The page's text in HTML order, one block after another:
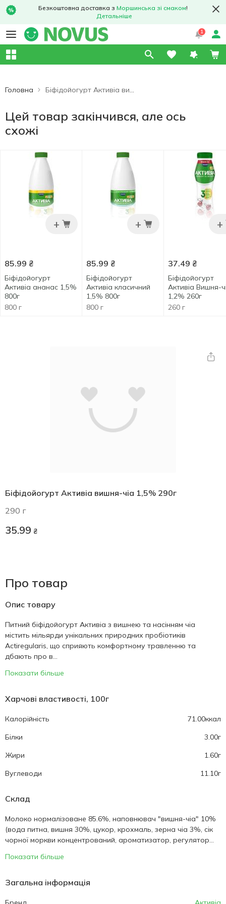
Безкоштовна доставка з Моршинська зі смаком!
Детальніше
1
Головна Біфідойогурт Активіа вишня-чіа 1,5% 290г
Цей товар закінчився, але ось
схожі
+
85.99 ₴
Біфідойогурт
Активіа ананас 1,5%
800г
800 г
+
85.99 ₴
Біфідойогурт
Активіа класичний
1,5% 800г
800 г
+
37.49 ₴
Біфідойогурт
Активіа Вишня-
1,2% 260г
260 г
Біфідойогурт Активіа вишня-чіа 1,5% 290г
290 г
35.99 ₴
Про товар
Опис товару
Питний біфідойогурт Активіа з вишнею та насінням чіа
містить мільярди унікальних природних пробіотиків
Actiregularis, що сприяють комфортному травленню та
дбають про в...
Показати більше
Харчові властивості, 100г
Калорійність
71.00ккал
Білки
3.00г
Жири
1.60г
Вуглеводи
11.10г
Склад
Молоко нормалізоване 85.6%, наповнювач "вишня-чіа" 10%
(вода питна, вишня 30%, цукор, крохмаль, зерна чіа 3%, сік
чорної моркви концентрований, ароматизатор, регулятор...
Показати більше
Загальна інформація